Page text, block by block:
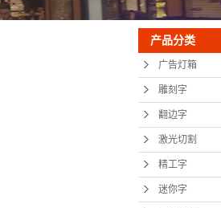
产品分类
广告灯箱
雕刻字
翻边字
激光切割
精工字
迷你字